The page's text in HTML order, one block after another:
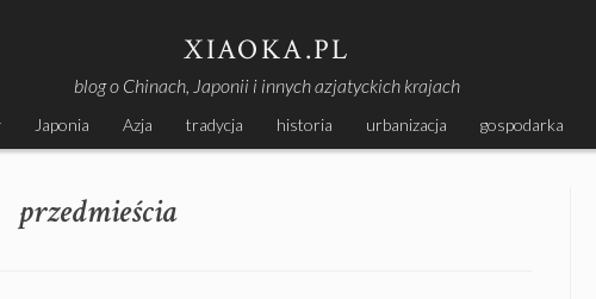
XIAOKA.PL
blog o Chinach, Japonii i innych azjatyckich krajach
Japonia Azja tradycja historia urbanizacja gospodarka
przedmieścia